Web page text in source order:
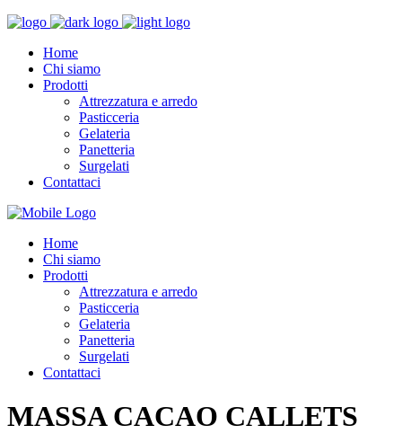
Home
Chi siamo
Prodotti
Attrezzatura e arredo
Pasticceria
Gelateria
Panetteria
Surgelati
Contattaci
Home
Chi siamo
Prodotti
Attrezzatura e arredo
Pasticceria
Gelateria
Panetteria
Surgelati
Contattaci
MASSA CACAO CALLETS